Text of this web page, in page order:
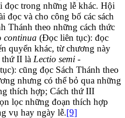
đọc trong những lễ khác. Hội
đọc và cho công bố các sách
Thánh theo những cách thức
continua (Đọc liên tục): đọc
quyển khác, từ chương này
thứ II là Lectio semi -
cũng đọc Sách Thánh theo
nhưng có thể bỏ qua những
thích hợp; Cách thứ III
lọc những đoạn thích hợp
vụ hay ngày lễ.[9]